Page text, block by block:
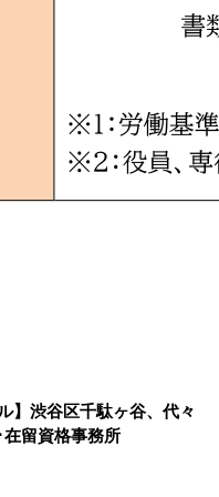
】渋谷区千駄ヶ谷、代々
留資格事務所